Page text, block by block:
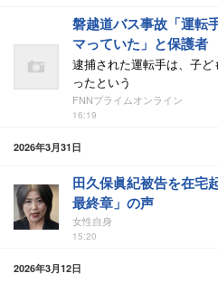
磐越道バス事故「運転
マっていた」と保護者
逮捕された運転手は、子
ったという
FNNプライムオンライン
16:19
2026年3月31日
田久保眞紀被告を在宅
最終章」の声
女性自身
15:20
2026年3月12日